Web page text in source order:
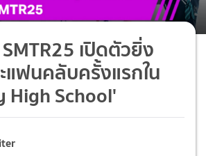
เปิดตัวยิ่ง
ฟนคลับครั้งแรกใน
High School'